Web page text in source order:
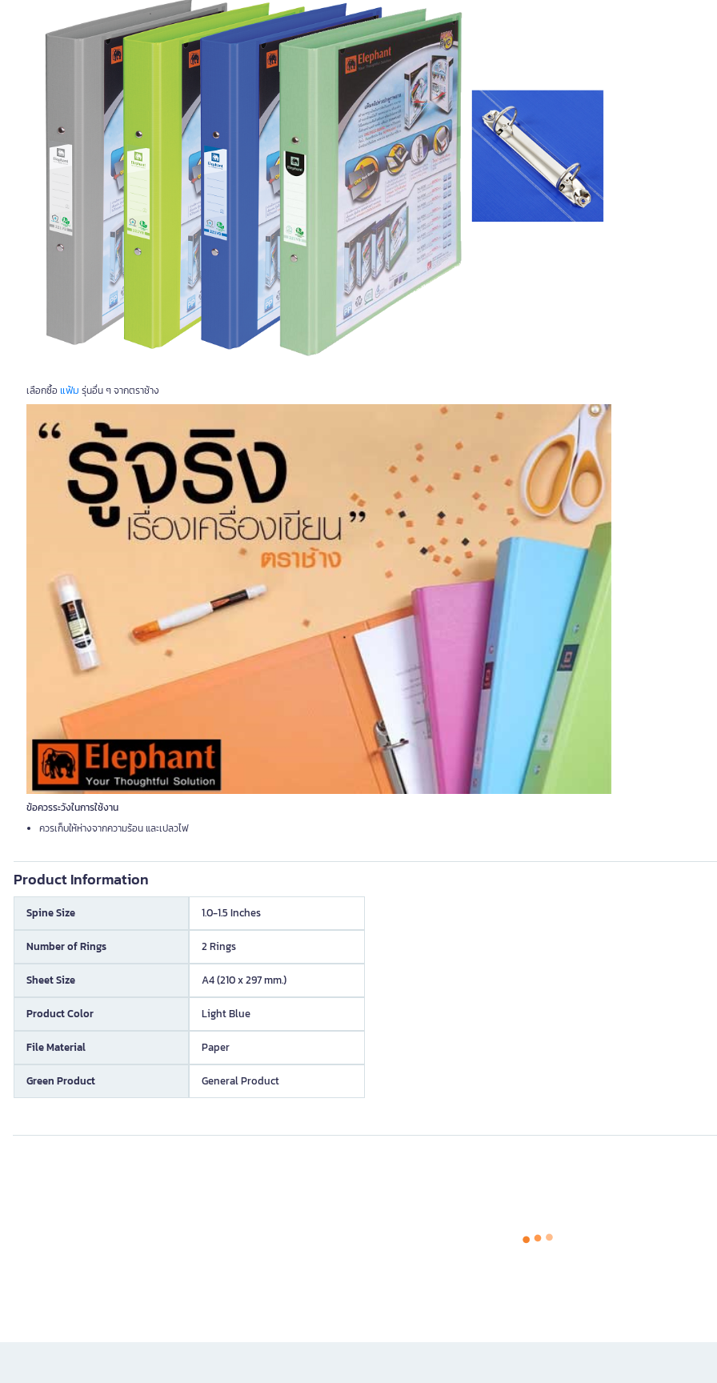
เลือกซื้อแฟ้ม รุ่นอื่น ๆ จากตราช้าง
ข้อควรระวังในการใช้งาน
ควรเก็บให้ห่างจากความร้อน และเปลวไฟ
Product Information
Spine Size 1.0-1.5 Inches
Number of Rings 2 Rings
Sheet Size A4 (210 x 297 mm.)
Product Color Light Blue
File Material Paper
Green Product General Product